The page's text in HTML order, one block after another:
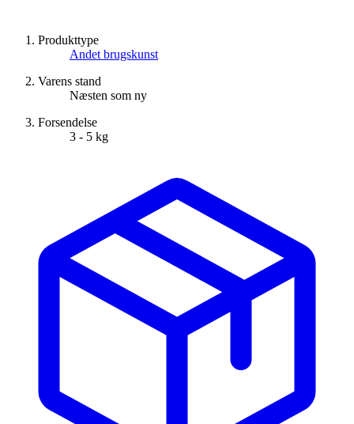
Produkttype
Andet brugskunst
Varens stand
Næsten som ny
Forsendelse
3 - 5 kg